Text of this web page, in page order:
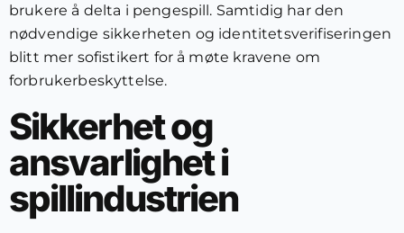
brukere å delta i pengespill. Samtidig har den
nødvendige sikkerheten og identitetsverifiseringen
blitt mer sofistikert for å møte kravene om
forbrukerbeskyttelse.
Sikkerhet og
ansvarlighet i
spillindustrien